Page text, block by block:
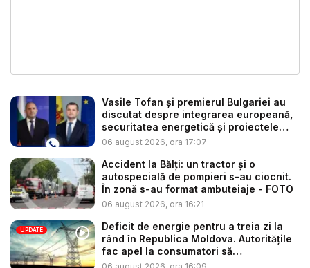
Vasile Tofan și premierul Bulgariei au
discutat despre integrarea europeană,
securitatea energetică și proiectele
co...
06 august 2026, ora 17:07
Accident la Bălți: un tractor și o
autospecială de pompieri s-au ciocnit.
În zonă s-au format ambuteiaje - FOTO
06 august 2026, ora 16:21
UPDATE
Deficit de energie pentru a treia zi la
rând în Republica Moldova. Autoritățile
fac apel la consumatori să
economisea...